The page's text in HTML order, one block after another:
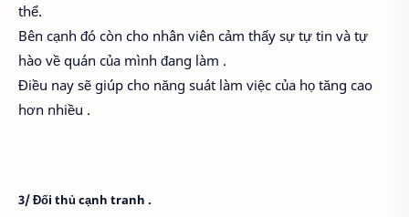
thể.
Bên cạnh đó còn cho nhân viên cảm thấy sự tự tin và tự
hào về quán của mình đang làm .
Điều nay sẽ giúp cho năng suát làm việc của họ tăng cao
hơn nhiều .
3/ Đối thủ cạnh tranh .